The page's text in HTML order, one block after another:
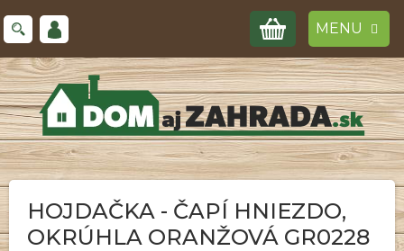
na
obsah
NÁKUPNÝ
HOJDAČKA - ČAPÍ HNIEZDO,
OKRÚHLA ORANŽOVÁ GR0228